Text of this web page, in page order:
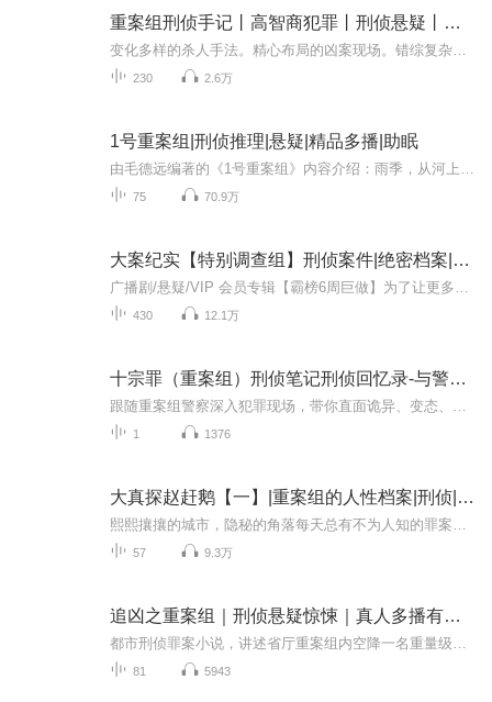
重案组刑侦手记丨高智商犯罪丨刑侦悬疑丨推理探案
230 2.6万
1号重案组|刑侦推理|悬疑|精品多播|助眠
75 70.9万
大案纪实【特别调查组】刑侦案件|绝密档案|重案组
430 12.1万
十宗罪（重案组）刑侦笔记刑侦回忆录-与警花的故事
1 1376
大真探赵赶鹅【一】|重案组的人性档案|刑侦|犯罪
57 9.3万
追凶之重案组｜刑侦悬疑惊悚｜真人多播有声剧
81 5943